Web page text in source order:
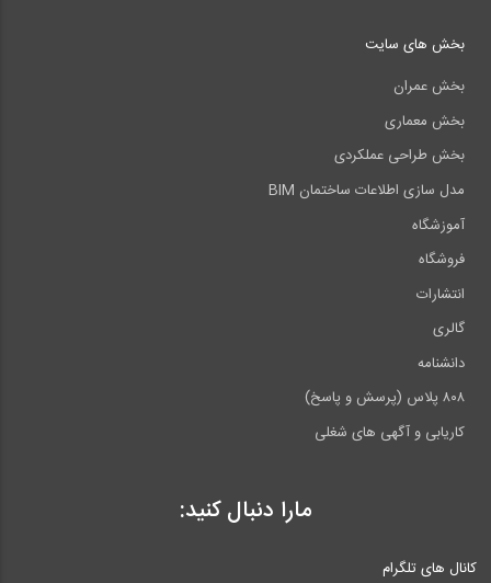
بخش های سایت
بخش عمران
بخش معماری
بخش طراحی عملکردی
مدل سازی اطلاعات ساختمان BIM
آموزشگاه
فروشگاه
انتشارات
گالری
دانشنامه
۸۰۸ پلاس (پرسش و پاسخ)
کاریابی و آگهی های شغلی
مارا دنبال کنید:
کانال های تلگرام